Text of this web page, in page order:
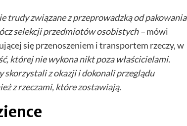
trudy związane z przeprowadzką od pakowania
selekcji przedmiotów osobistych –mówi
się przenoszeniem i transportem rzeczy, w
której nie wykona nikt poza właścicielami.
skorzystali z okazji i dokonali przeglądu
z rzeczami, które zostawiają.